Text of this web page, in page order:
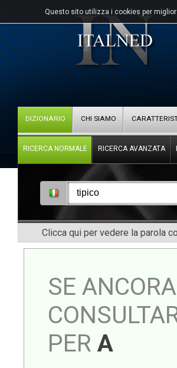
Questo sito utilizza i cookies per
DIZIONARIO CHI SIAMO
RICERCA NORMALE RICERCA AVANZATA
Clicca qui per vedere la parola
SE ANCORA
PER A